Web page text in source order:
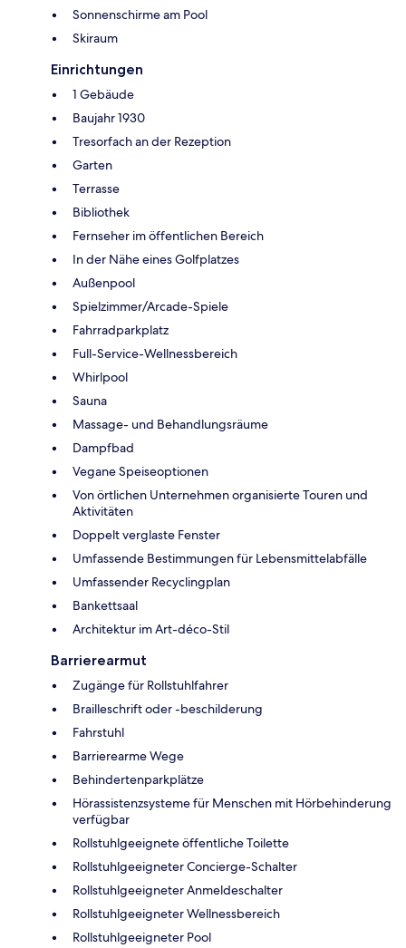
Sonnenschirme am Pool
Skiraum
Einrichtungen
1 Gebäude
Baujahr 1930
Tresorfach an der Rezeption
Garten
Terrasse
Bibliothek
Fernseher im öffentlichen Bereich
In der Nähe eines Golfplatzes
Außenpool
Spielzimmer/Arcade-Spiele
Fahrradparkplatz
Full-Service-Wellnessbereich
Whirlpool
Sauna
Massage- und Behandlungsräume
Dampfbad
Vegane Speiseoptionen
Von örtlichen Unternehmen organisierte Touren und
Aktivitäten
Doppelt verglaste Fenster
Umfassende Bestimmungen für Lebensmittelabfälle
Umfassender Recyclingplan
Bankettsaal
Architektur im Art-déco-Stil
Barrierearmut
Zugänge für Rollstuhlfahrer
Brailleschrift oder -beschilderung
Fahrstuhl
Barrierearme Wege
Behindertenparkplätze
Hörassistenzsysteme für Menschen mit Hörbehinderung
verfügbar
Rollstuhlgeeignete öffentliche Toilette
Rollstuhlgeeigneter Concierge-Schalter
Rollstuhlgeeigneter Anmeldeschalter
Rollstuhlgeeigneter Wellnessbereich
Rollstuhlgeeigneter Pool